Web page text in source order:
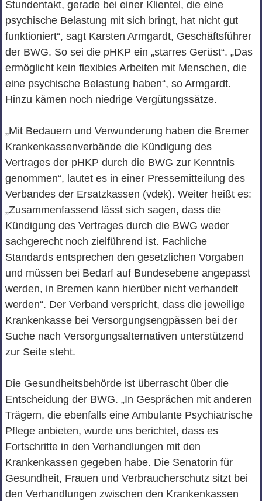
Stundentakt, gerade bei einer Klientel, die eine
psychische Belastung mit sich bringt, hat nicht gut
funktioniert“, sagt Karsten Armgardt, Geschäftsführer
der BWG. So sei die pHKP ein „starres Gerüst“. „Das
ermöglicht kein flexibles Arbeiten mit Menschen, die
eine psychische Belastung haben“, so Armgardt.
Hinzu kämen noch niedrige Vergütungssätze.
„Mit Bedauern und Verwunderung haben die Bremer
Krankenkassenverbände die Kündigung des
Vertrages der pHKP durch die BWG zur Kenntnis
genommen“, lautet es in einer Pressemitteilung des
Verbandes der Ersatzkassen (vdek). Weiter heißt es:
„Zusammenfassend lässt sich sagen, dass die
Kündigung des Vertrages durch die BWG weder
sachgerecht noch zielführend ist. Fachliche
Standards entsprechen den gesetzlichen Vorgaben
und müssen bei Bedarf auf Bundesebene angepasst
werden, in Bremen kann hierüber nicht verhandelt
werden“. Der Verband verspricht, dass die jeweilige
Krankenkasse bei Versorgungsengpässen bei der
Suche nach Versorgungsalternativen unterstützend
zur Seite steht.
Die Gesundheitsbehörde ist überrascht über die
Entscheidung der BWG. „In Gesprächen mit anderen
Trägern, die ebenfalls eine Ambulante Psychiatrische
Pflege anbieten, wurde uns berichtet, dass es
Fortschritte in den Verhandlungen mit den
Krankenkassen gegeben habe. Die Senatorin für
Gesundheit, Frauen und Verbraucherschutz sitzt bei
den Verhandlungen zwischen den Krankenkassen